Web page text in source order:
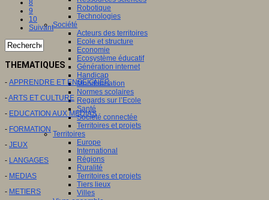
Robotique
Technologies
Société
Acteurs des territoires
Ecole et structure
Economie
Ecosystème éducatif
Génération internet
Handicap
Mondialisation
Normes scolaires
Regards sur l’Ecole
Santé
Société connectée
Territoires et projets
Territoires
Europe
International
Régions
Ruralité
Territoires et projets
Tiers lieux
Villes
8
9
10
Suivant
THEMATIQUES
- APPRENDRE ET ENSEIGNER
-ARTS ET CULTURE
- EDUCATION AUX MEDIAS
- FORMATION
- JEUX
- LANGAGES
- MEDIAS
- METIERS